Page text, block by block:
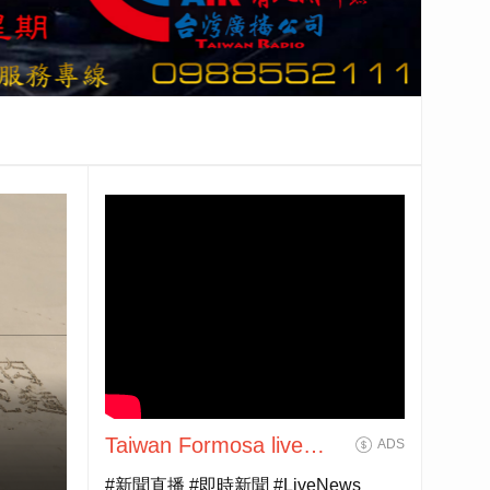
Taiwan Formosa live
news HD
ADS
#新聞直播 #即時新聞 #LiveNews